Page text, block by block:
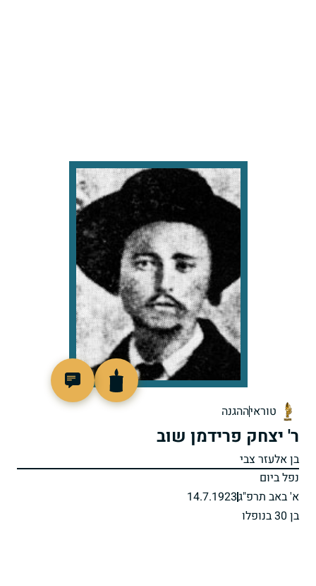
טוראיההגנה
ר' יצחק פרידמן שוב
בן אלעזר צבי
נפל ביום
א' באב תרפ"ג14.7.1923
בן 30 בנופלו